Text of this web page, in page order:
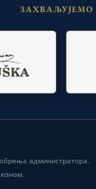
администратора.